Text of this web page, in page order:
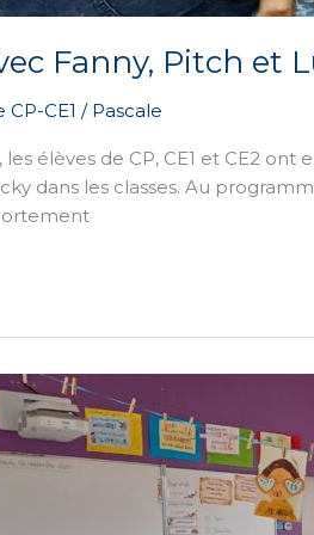
Fanny, Pitch et
CP-CE1 / Pascale
élèves de CP, CE1 et CE2
dans les classes. Au